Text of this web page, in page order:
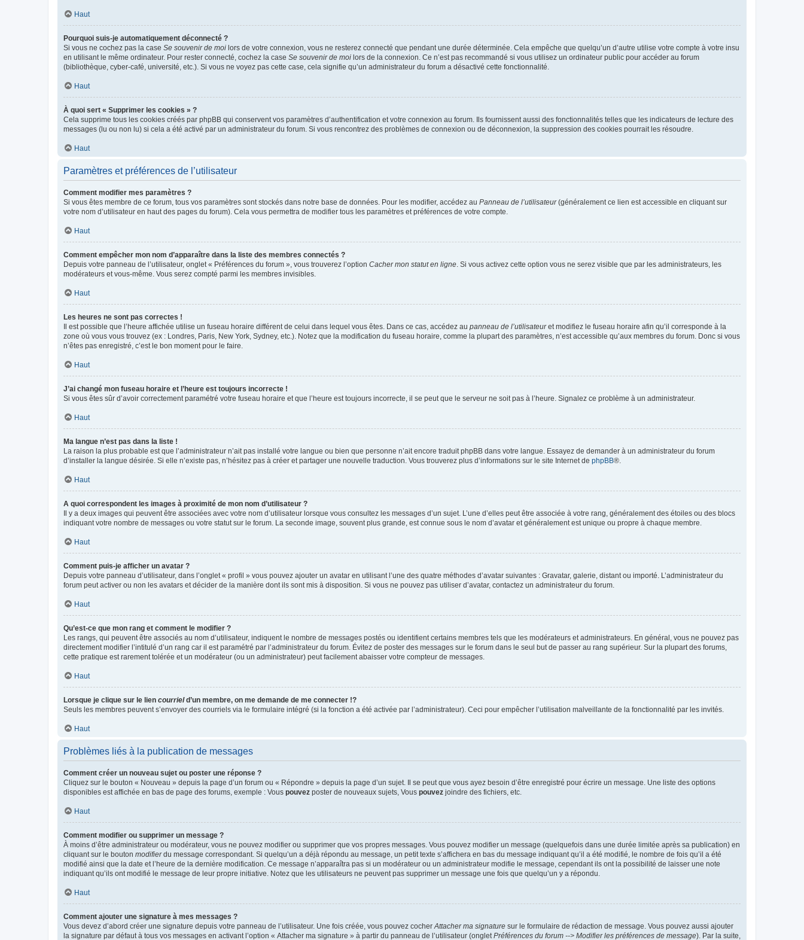
Haut
Pourquoi suis-je automatiquement déconnecté ?
Si vous ne cochez pas la case Se souvenir de moi lors de votre connexion, vous ne resterez connecté que pendant une durée déterminée. Cela empêche que quelqu’un d’autre utilise votre compte à votre insu
en utilisant le même ordinateur. Pour rester connecté, cochez la case Se souvenir de moi lors de la connexion. Ce n’est pas recommandé si vous utilisez un ordinateur public pour accéder au forum
(bibliothèque, cyber-café, université, etc.). Si vous ne voyez pas cette case, cela signifie qu’un administrateur du forum a désactivé cette fonctionnalité.
Haut
À quoi sert « Supprimer les cookies » ?
Cela supprime tous les cookies créés par phpBB qui conservent vos paramètres d’authentification et votre connexion au forum. Ils fournissent aussi des fonctionnalités telles que les indicateurs de lecture des
messages (lu ou non lu) si cela a été activé par un administrateur du forum. Si vous rencontrez des problèmes de connexion ou de déconnexion, la suppression des cookies pourrait les résoudre.
Haut
Paramètres et préférences de l’utilisateur
Comment modifier mes paramètres ?
Si vous êtes membre de ce forum, tous vos paramètres sont stockés dans notre base de données. Pour les modifier, accédez au Panneau de l’utilisateur(généralement ce lien est accessible en cliquant sur
votre nom d’utilisateur en haut des pages du forum). Cela vous permettra de modifier tous les paramètres et préférences de votre compte.
Haut
Comment empêcher mon nom d’apparaître dans la liste des membres connectés ?
Depuis votre panneau de l’utilisateur, onglet « Préférences du forum », vous trouverez l’option Cacher mon statut en ligne . Si vous activez cette option vous ne serez visible que par les administrateurs, les
modérateurs et vous-même. Vous serez compté parmi les membres invisibles.
Haut
Les heures ne sont pas correctes !
Il est possible que l’heure affichée utilise un fuseau horaire différent de celui dans lequel vous êtes. Dans ce cas, accédez au panneau de l’utilisateuret modifiez le fuseau horaire afin qu’il corresponde à la
zone où vous vous trouvez (ex : Londres, Paris, New York, Sydney, etc.). Notez que la modification du fuseau horaire, comme la plupart des paramètres, n’est accessible qu’aux membres du forum. Donc si vous
n’êtes pas enregistré, c’est le bon moment pour le faire.
Haut
J’ai changé mon fuseau horaire et l’heure est toujours incorrecte !
Si vous êtes sûr d’avoir correctement paramétré votre fuseau horaire et que l’heure est toujours incorrecte, il se peut que le serveur ne soit pas à l’heure. Signalez ce problème à un administrateur.
Haut
Ma langue n’est pas dans la liste !
La raison la plus probable est que l’administrateur n’ait pas installé votre langue ou bien que personne n’ait encore traduit phpBB dans votre langue. Essayez de demander à un administrateur du forum
d’installer la langue désirée. Si elle n’existe pas, n’hésitez pas à créer et partager une nouvelle traduction. Vous trouverez plus d’informations sur le site Internet de phpBB®.
Haut
A quoi correspondent les images à proximité de mon nom d’utilisateur ?
Il y a deux images qui peuvent être associées avec votre nom d’utilisateur lorsque vous consultez les messages d’un sujet. L’une d’elles peut être associée à votre rang, généralement des étoiles ou des blocs
indiquant votre nombre de messages ou votre statut sur le forum. La seconde image, souvent plus grande, est connue sous le nom d’avatar et généralement est unique ou propre à chaque membre.
Haut
Comment puis-je afficher un avatar ?
Depuis votre panneau d’utilisateur, dans l’onglet « profil » vous pouvez ajouter un avatar en utilisant l’une des quatre méthodes d’avatar suivantes : Gravatar, galerie, distant ou importé. L’administrateur du
forum peut activer ou non les avatars et décider de la manière dont ils sont mis à disposition. Si vous ne pouvez pas utiliser d’avatar, contactez un administrateur du forum.
Haut
Qu’est-ce que mon rang et comment le modifier ?
Les rangs, qui peuvent être associés au nom d’utilisateur, indiquent le nombre de messages postés ou identifient certains membres tels que les modérateurs et administrateurs. En général, vous ne pouvez pas
directement modifier l’intitulé d’un rang car il est paramétré par l’administrateur du forum. Évitez de poster des messages sur le forum dans le seul but de passer au rang supérieur. Sur la plupart des forums,
cette pratique est rarement tolérée et un modérateur (ou un administrateur) peut facilement abaisser votre compteur de messages.
Haut
Lorsque je clique sur le lien courrield’un membre, on me demande de me connecter !?
Seuls les membres peuvent s’envoyer des courriels via le formulaire intégré (si la fonction a été activée par l’administrateur). Ceci pour empêcher l’utilisation malveillante de la fonctionnalité par les invités.
Haut
Problèmes liés à la publication de messages
Comment créer un nouveau sujet ou poster une réponse ?
Cliquez sur le bouton « Nouveau » depuis la page d’un forum ou « Répondre » depuis la page d’un sujet. Il se peut que vous ayez besoin d’être enregistré pour écrire un message. Une liste des options
disponibles est affichée en bas de page des forums, exemple : Vous pouvez poster de nouveaux sujets, Vous pouvez joindre des fichiers, etc.
Haut
Comment modifier ou supprimer un message ?
À moins d’être administrateur ou modérateur, vous ne pouvez modifier ou supprimer que vos propres messages. Vous pouvez modifier un message (quelquefois dans une durée limitée après sa publication) en
cliquant sur le bouton modifierdu message correspondant. Si quelqu’un a déjà répondu au message, un petit texte s’affichera en bas du message indiquant qu’il a été modifié, le nombre de fois qu’il a été
modifié ainsi que la date et l’heure de la dernière modification. Ce message n’apparaîtra pas si un modérateur ou un administrateur modifie le message, cependant ils ont la possibilité de laisser une note
indiquant qu’ils ont modifié le message de leur propre initiative. Notez que les utilisateurs ne peuvent pas supprimer un message une fois que quelqu’un y a répondu.
Haut
Comment ajouter une signature à mes messages ?
Vous devez d’abord créer une signature depuis votre panneau de l’utilisateur. Une fois créée, vous pouvez cocher Attacher ma signature sur le formulaire de rédaction de message. Vous pouvez aussi ajouter
la signature par défaut à tous vos messages en activant l’option « Attacher ma signature » à partir du panneau de l’utilisateur (onglet Préférences du forum --> Modifier les préférences de message). Par la suite,